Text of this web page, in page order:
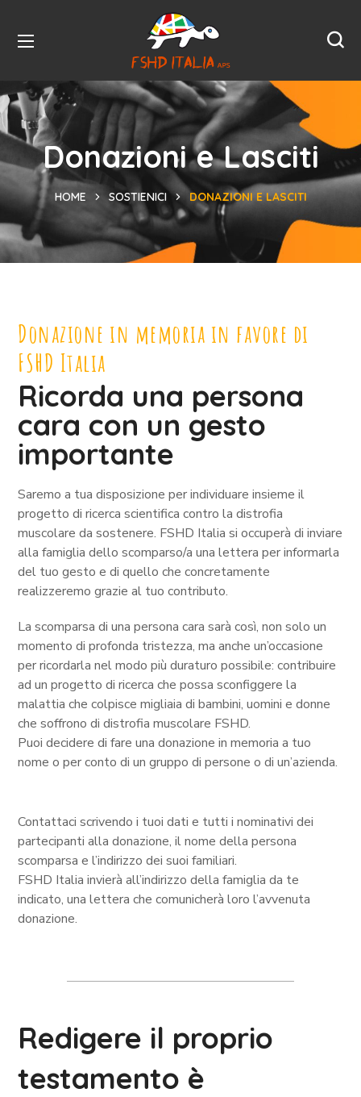
Donazioni e Lasciti
HOME SOSTIENICI DONAZIONI E LASCITI
Donazione in memoria in favore di
FSHD Italia
Ricorda una persona
cara con un gesto
importante
Saremo a tua disposizione per individuare insieme il
progetto di ricerca scientifica contro la distrofia
muscolare da sostenere. FSHD Italia si occuperà di inviare
alla famiglia dello scomparso/a una lettera per informarla
del tuo gesto e di quello che concretamente
realizzeremo grazie al tuo contributo.
La scomparsa di una persona cara sarà così, non solo un
momento di profonda tristezza, ma anche un’occasione
per ricordarla nel modo più duraturo possibile: contribuire
ad un progetto di ricerca che possa sconfiggere la
malattia che colpisce migliaia di bambini, uomini e donne
che soffrono di distrofia muscolare FSHD.
Puoi decidere di fare una donazione in memoria a tuo
nome o per conto di un gruppo di persone o di un’azienda.
Contattaci scrivendo i tuoi dati e tutti i nominativi dei
partecipanti alla donazione, il nome della persona
scomparsa e l’indirizzo dei suoi familiari.
FSHD Italia invierà all’indirizzo della famiglia da te
indicato, una lettera che comunicherà loro l’avvenuta
donazione.
Redigere il proprio
testamento è